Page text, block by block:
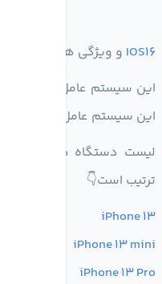
IOS16 و ویژگی های خاص آن :
این سیستم عامل تغییرات
این سیستم عامل بهره مند
ترتیب است👇
iPhone 13
iPhone 13 mini
iPhone 13 Pro